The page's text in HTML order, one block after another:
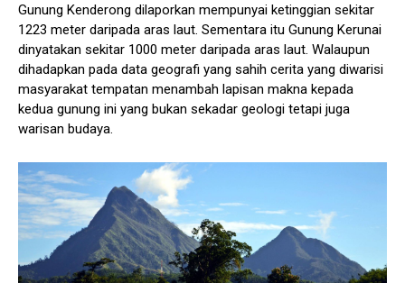
Gunung Kenderong dilaporkan mempunyai ketinggian sekitar
1223 meter daripada aras laut. Sementara itu Gunung Kerunai
dinyatakan sekitar 1000 meter daripada aras laut. Walaupun
dihadapkan pada data geografi yang sahih cerita yang diwarisi
masyarakat tempatan menambah lapisan makna kepada
kedua gunung ini yang bukan sekadar geologi tetapi juga
warisan budaya.